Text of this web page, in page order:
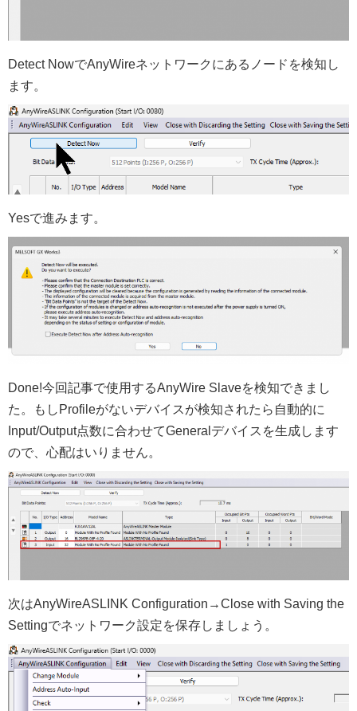
Detect NowでAnyWireネットワークにあるノードを検知し
ます。
Yesで進みます。
Done!今回記事で使用するAnyWire Slaveを検知できまし
た。もしProfileがないデバイスが検知されたら自動的に
Input/Output点数に合わせてGeneralデバイスを生成します
ので、心配はいりません。
次はAnyWireASLINK Configuration→Close with Saving the
Settingでネットワーク設定を保存しましょう。